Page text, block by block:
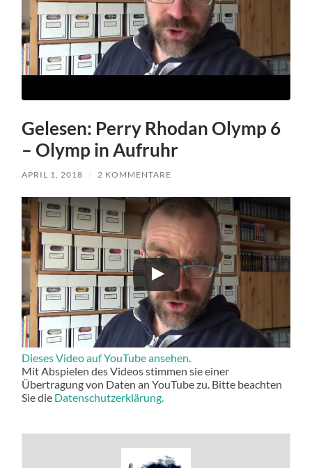
Gelesen: Perry Rhodan Olymp 6
– Olymp in Aufruhr
APRIL 1, 2018 / 2 KOMMENTARE
Dieses Video auf YouTube ansehen.
Mit Abspielen des Videos stimmen sie einer
Übertragung von Daten an YouTube zu. Bitte beachten
Sie die Datenschutzerklärung.